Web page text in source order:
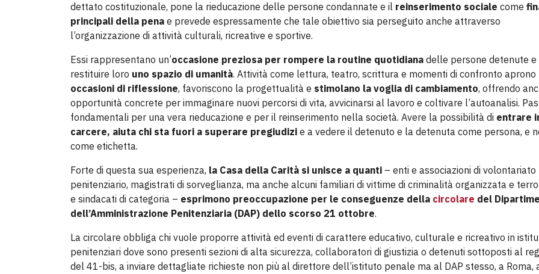
dettato costituzionale, pone la rieducazione delle persone condannate e il reinserimento sociale come
principali della pena e prevede espressamente che tale obiettivo sia perseguito anche attraverso
l’organizzazione di attività culturali, ricreative e sportive.
Essi rappresentano un’occasione preziosa per rompere la routine quotidiana delle persone detenute e
restituire loro uno spazio di umanità. Attività come lettura, teatro, scrittura e momenti di confronto aprono
occasioni di riflessione, favoriscono la progettualità e stimolano la voglia di cambiamento, offrendo
opportunità concrete per immaginare nuovi percorsi di vita, avvicinarsi al lavoro e coltivare l’autoanalisi.
fondamentali per una vera rieducazione e per il reinserimento nella società. Avere la possibilità di entrare
carcere, aiuta chi sta fuori a superare pregiudizi e a vedere il detenuto e la detenuta come persona, e
come etichetta.
Forte di questa sua esperienza, la Casa della Carità si unisce a quanti – enti e associazioni di volontariato
penitenziario, magistrati di sorveglianza, ma anche alcuni familiari di vittime di criminalità organizzata e
e sindacati di categoria – esprimono preoccupazione per le conseguenze della circolare del
dell’Amministrazione Penitenziaria (DAP) dello scorso 21 ottobre.
La circolare obbliga chi vuole proporre attività ed eventi di carattere educativo, culturale e ricreativo in
penitenziari dove sono presenti sezioni di alta sicurezza, collaboratori di giustizia o detenuti sottoposti al
del 41-bis, a inviare dettagliate richieste non più al direttore dell’istituto penale ma al DAP stesso, a Roma,